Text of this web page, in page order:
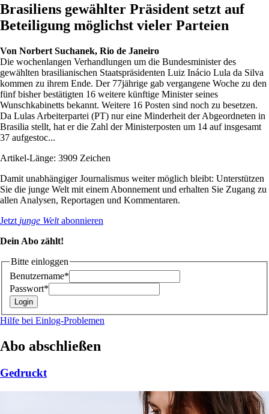
Brasiliens gewählter Präsident setzt auf
Beteiligung möglichst vieler Parteien
Von Norbert Suchanek, Rio de Janeiro
Die wochenlangen Verhandlungen um die Bundesminister des
gewählten brasilianischen Staatspräsidenten Luiz Inácio Lula da Silva
kommen zu ihrem Ende. Der 77jährige gab vergangene Woche zu den
fünf bisher bestätigten 16 weitere künftige Minister seines
Wunschkabinetts bekannt. Weitere 16 Posten sind noch zu besetzen.
Da Lulas Arbeiterpartei (PT) nur eine Minderheit der Abgeordneten in
Brasilia stellt, hat er die Zahl der Ministerposten um 14 auf insgesamt
37 aufgestoc...
Artikel-Länge: 3909 Zeichen
Damit unabhängiger Journalismus weiter möglich bleibt: Unterstützen
Sie die junge Welt mit einem Abonnement und erhalten Sie Zugang zu
allen Analysen, Reportagen und Kommentaren.
Jetzt junge Weltabonnieren
Dein Abo zählt!
Bitte einloggen
Benutzername*
Passwort*
Hilfe bei Einlog-Problemen
Abo abschließen
Gedruckt